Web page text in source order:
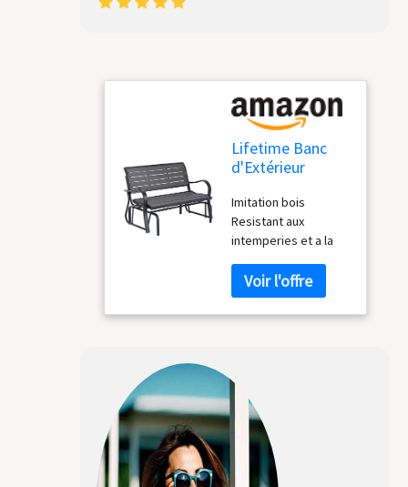
Lifetime Banc
d'Extérieur
Balancelle PEHD,
Gris 60276
Imitation bois
Resistant aux
intemperies et a la